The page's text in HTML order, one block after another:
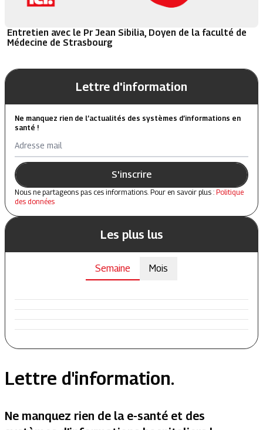
Entretien avec le Pr Jean Sibilia, Doyen de la faculté de
Médecine de Strasbourg
Lettre d'information
Ne manquez rien de l’actualités des systèmes d’informations en
santé !
Adresse mail
S'inscrire
Nous ne partageons pas ces informations. Pour en savoir plus : Politique
des données
Les plus lus
Semaine Mois
Lettre d'information.
Ne manquez rien de la e-santé et des